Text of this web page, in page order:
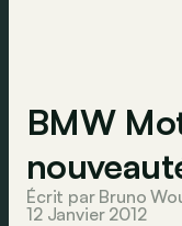
BMW
Écrit par Bruno
12 Janvier 2012